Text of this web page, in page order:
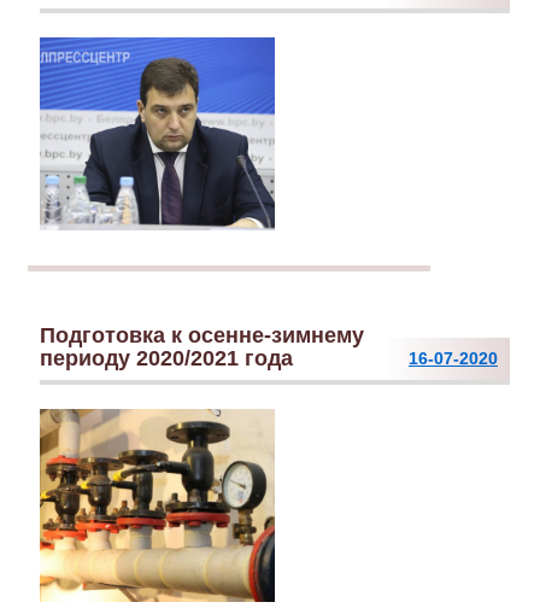
Подготовка к осенне-зимнему
периоду 2020/2021 года
16-07-2020